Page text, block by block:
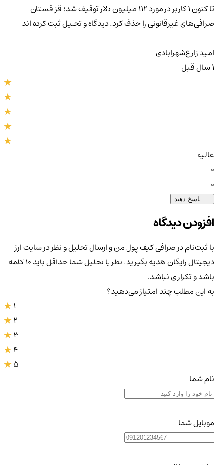
تا کنون 1 کاربر در مورد
112 میلیون دلار توقیف شد؛ قزاقستان
صرافی‌های غیرقانونی را حذف کرد.دیدگاه و تحلیل ثبت کرده اند
امید زارع‌شهر‌ابادی
عالیه
پاسخ دهید
افزودن دیدگاه
با ثبت‌نام در صرافی کیف پول من و ارسال تحلیل و نظر در سایت ارز
دیجیتال رایگان هدیه بگیرید. نظر یا تحلیل شما حداقل باید ۱۰ کلمه
باشد و تکراری نباشد.
به این مطلب چند امتیاز می‌دهید؟
3
4
5
نام شما
موبایل شما